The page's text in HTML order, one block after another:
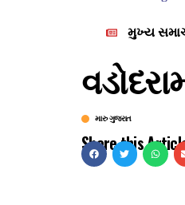
મુખ્ય
મારુ ગુજરાત
Share this